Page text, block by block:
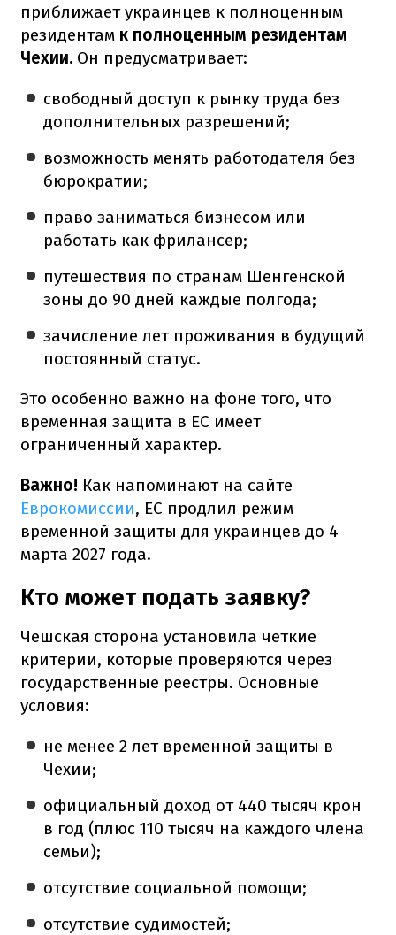
приближает украинцев к полноценным
резидентам к полноценным резидентам
Чехии. Он предусматривает:
свободный доступ к рынку труда без
дополнительных разрешений;
возможность менять работодателя без
бюрократии;
право заниматься бизнесом или
работать как фрилансер;
путешествия по странам Шенгенской
зоны до 90 дней каждые полгода;
зачисление лет проживания в будущий
постоянный статус.
Это особенно важно на фоне того, что
временная защита в ЕС имеет
ограниченный характер.
Важно! Как напоминают на сайте
Еврокомиссии, ЕС продлил режим
временной защиты для украинцев до 4
марта 2027 года.
Кто может подать заявку?
Чешская сторона установила четкие
критерии, которые проверяются через
государственные реестры. Основные
условия:
не менее 2 лет временной защиты в
Чехии;
официальный доход от 440 тысяч крон
в год (плюс 110 тысяч на каждого члена
семьи);
отсутствие социальной помощи;
отсутствие судимостей;